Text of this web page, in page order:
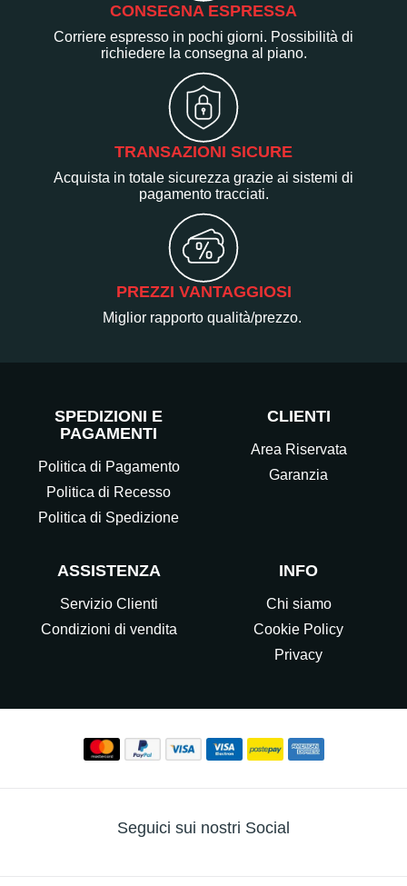
CONSEGNA ESPRESSA
Corriere espresso in pochi giorni. Possibilità di
richiedere la consegna al piano.
TRANSAZIONI SICURE
Acquista in totale sicurezza grazie ai sistemi di
pagamento tracciati.
PREZZI VANTAGGIOSI
Miglior rapporto qualità/prezzo.
SPEDIZIONI E
PAGAMENTI
Politica di Pagamento
Politica di Recesso
Politica di Spedizione
CLIENTI
Area Riservata
Garanzia
ASSISTENZA
Servizio Clienti
Condizioni di vendita
INFO
Chi siamo
Cookie Policy
Privacy
Seguici sui nostri Social